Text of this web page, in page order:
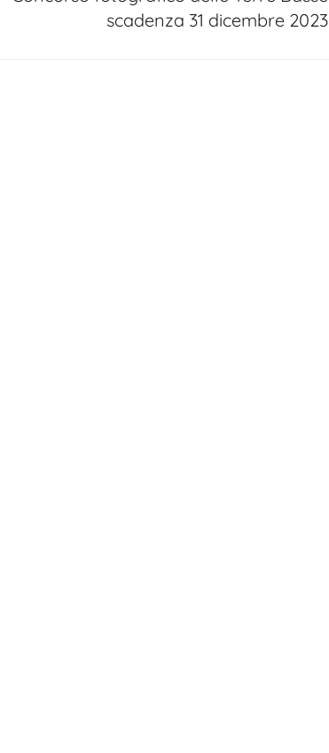
scadenza 31 dicembre 2023